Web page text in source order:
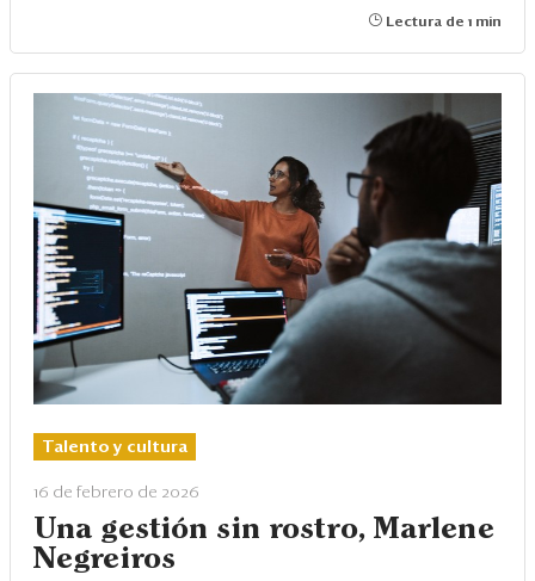
Lectura de 1 min
Talento y cultura
16 de febrero de 2026
Una gestión sin rostro, Marlene
Negreiros